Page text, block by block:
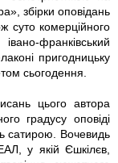
збірки оповідань
суто комерційного
франківський
пригодницьку
сьогодення.
цього автора
градусу оповіді
сатирою. Вочевидь
у якій Єшкілєв,